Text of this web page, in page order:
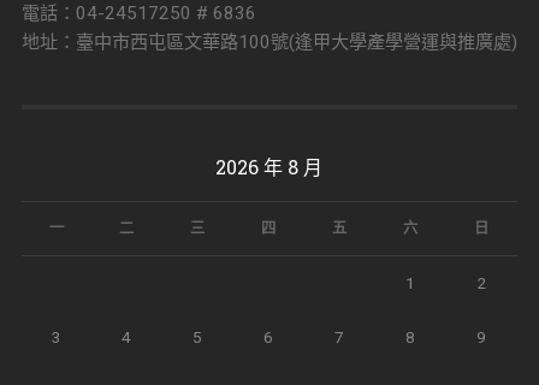
電話：04-24517250 # 6836
地址：臺中市西屯區文華路100號(逢甲大學產學營運與推廣處)
2026 年 8 月
一 二 三 四 五 六 日
1 2
3 4 5 6 7 8 9